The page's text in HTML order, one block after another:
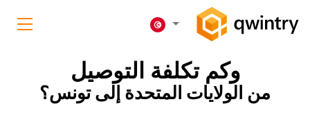
وكم تكلفة التوصيل
من الولايات المتحدة إلى تونس؟